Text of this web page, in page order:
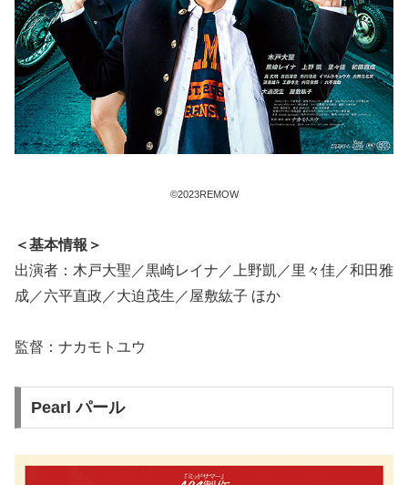
©2023REMOW
＜基本情報＞
出演者：木戸大聖／黒崎レイナ／上野凱／里々佳／和田雅
成／六平直政／大迫茂生／屋敷紘子 ほか
監督：ナカモトユウ
Pearl パール